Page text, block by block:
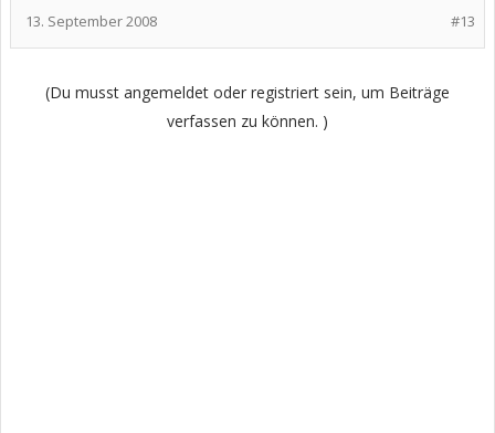
#13
13. September 2008
(Du musst angemeldet oder registriert sein, um Beiträge
verfassen zu können. )